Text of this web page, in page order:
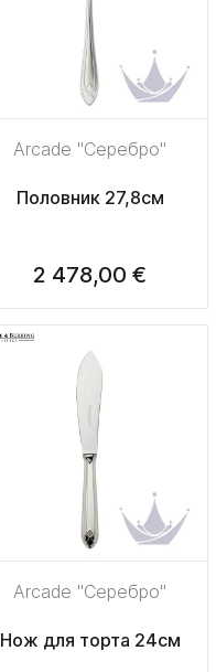
Arcade "Серебро"
Половник 27,8см
2 478,00 €
Arcade "Серебро"
Нож для торта 24см